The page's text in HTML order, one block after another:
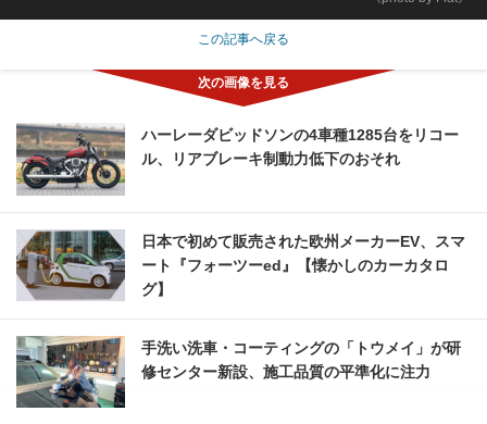
この記事へ戻る
ハーレーダビッドソンの4車種1285台をリコー
ル、リアブレーキ制動力低下のおそれ
日本で初めて販売された欧州メーカーEV、スマ
ート『フォーツーed』【懐かしのカーカタロ
グ】
手洗い洗車・コーティングの「トウメイ」が研
修センター新設、施工品質の平準化に注力